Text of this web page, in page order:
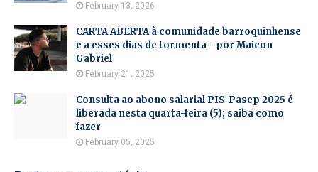
February 13, 2026
CARTA ABERTA à comunidade barroquinhense
e a esses dias de tormenta - por Maicon
Gabriel
February 21, 2025
Consulta ao abono salarial PIS-Pasep 2025 é
liberada nesta quarta-feira (5); saiba como
fazer
February 05, 2025